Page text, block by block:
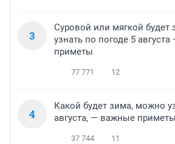
3
Суровой или мягкой
узнать по погоде 5
приметы
77 771 12
4
Какой будет зима, можно
августа, — важные приметы
37 744 11